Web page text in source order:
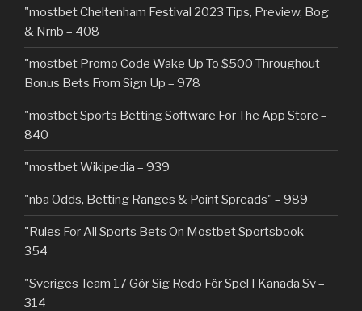
"mostbet Cheltenham Festival 2023 Tips, Preview, Bog
& Nrnb – 408
"mostbet Promo Code Wake Up To $500 Throughout
Bonus Bets From Sign Up – 978
"‎mostbet Sports Betting Software For The App Store –
840
"mostbet Wikipedia – 939
"nba Odds, Betting Ranges & Point Spreads" – 989
"Rules For All Sports Bets On Mostbet Sportsbook –
354
"Sveriges Team 17 Gör Sig Redo För Spel I Kanada Sv –
314